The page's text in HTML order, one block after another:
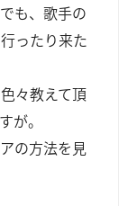
も、歌手の
ったり来た
々教えて頂
が。
の方法を見